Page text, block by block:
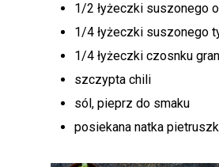
1/2 łyżeczki suszonego
1/4 łyżeczki suszonego
1/4 łyżeczki czosnku
szczypta chili
sól, pieprz do smaku
posiekana natka